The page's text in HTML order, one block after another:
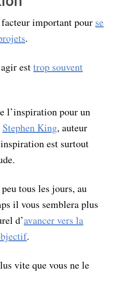
important pour se
.
esttrop souvent
l’inspiration pour un
Stephen King, auteur
est surtout
tous les jours, au
il vous semblera plus
d’avancer vers la
.
vite que vous ne le